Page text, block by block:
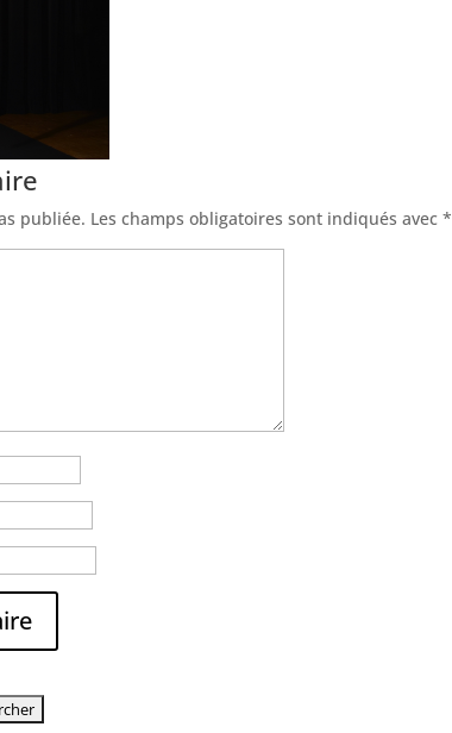
publiée. Les champs obligatoires sont indiqués avec*